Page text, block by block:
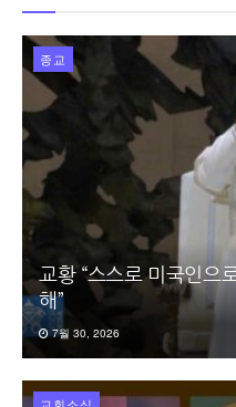
종교
교황 “스스로 미국인으
해”
7월 30, 2026